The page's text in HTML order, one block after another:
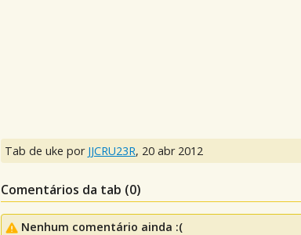
Tab de uke por JJCRU23R, 20 abr 2012
Comentários da tab (0)
Nenhum comentário ainda :(